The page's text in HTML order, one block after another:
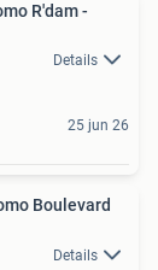
R'dam -
Details
25 jun 26
Boulevard
Details